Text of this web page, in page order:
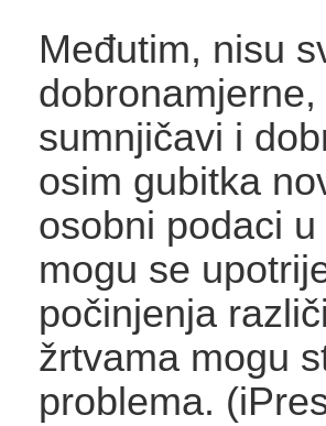
Međutim, nisu
sumnjičavi i
osim gubitka
osobni podaci
mogu se
počinjenja
žrtvama mogu
problema.